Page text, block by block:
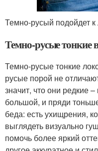
Темно-русый подойдет
Темно-русые тонкие
Темно-русые тонкие
русые порой не
значит, что они редкие
большой, и пряди
беда: есть ухищрения,
выглядеть визуально
помочь более яркий